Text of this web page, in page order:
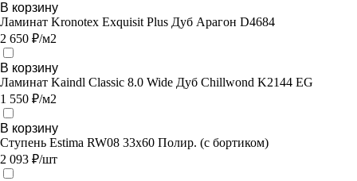
В корзину
Ламинат Kronotex Exquisit Plus Дуб Арагон D4684
2 650 ₽/м2
В корзину
Ламинат Kaindl Classic 8.0 Wide Дуб Chillwond K2144 EG
1 550 ₽/м2
В корзину
Ступень Estima RW08 33x60 Полир. (с бортиком)
2 093 ₽/шт